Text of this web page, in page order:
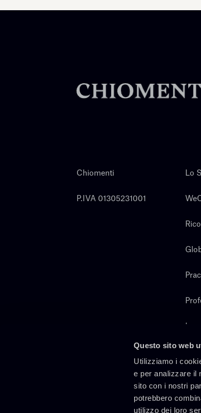
Questo sito web
Utilizziamo i
e per analizzare il
sito con i nostri
potrebbero
utilizzo dei loro
Chiomenti
P.IVA 01305231001
Lo